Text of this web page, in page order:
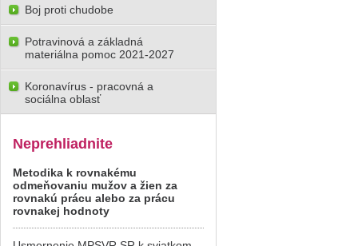
Boj proti chudobe
Potravinová a základná
materiálna pomoc 2021-2027
Koronavírus - pracovná a
sociálna oblasť
Neprehliadnite
Metodika k rovnakému
odmeňovaniu mužov a žien za
rovnakú prácu alebo za prácu
rovnakej hodnoty